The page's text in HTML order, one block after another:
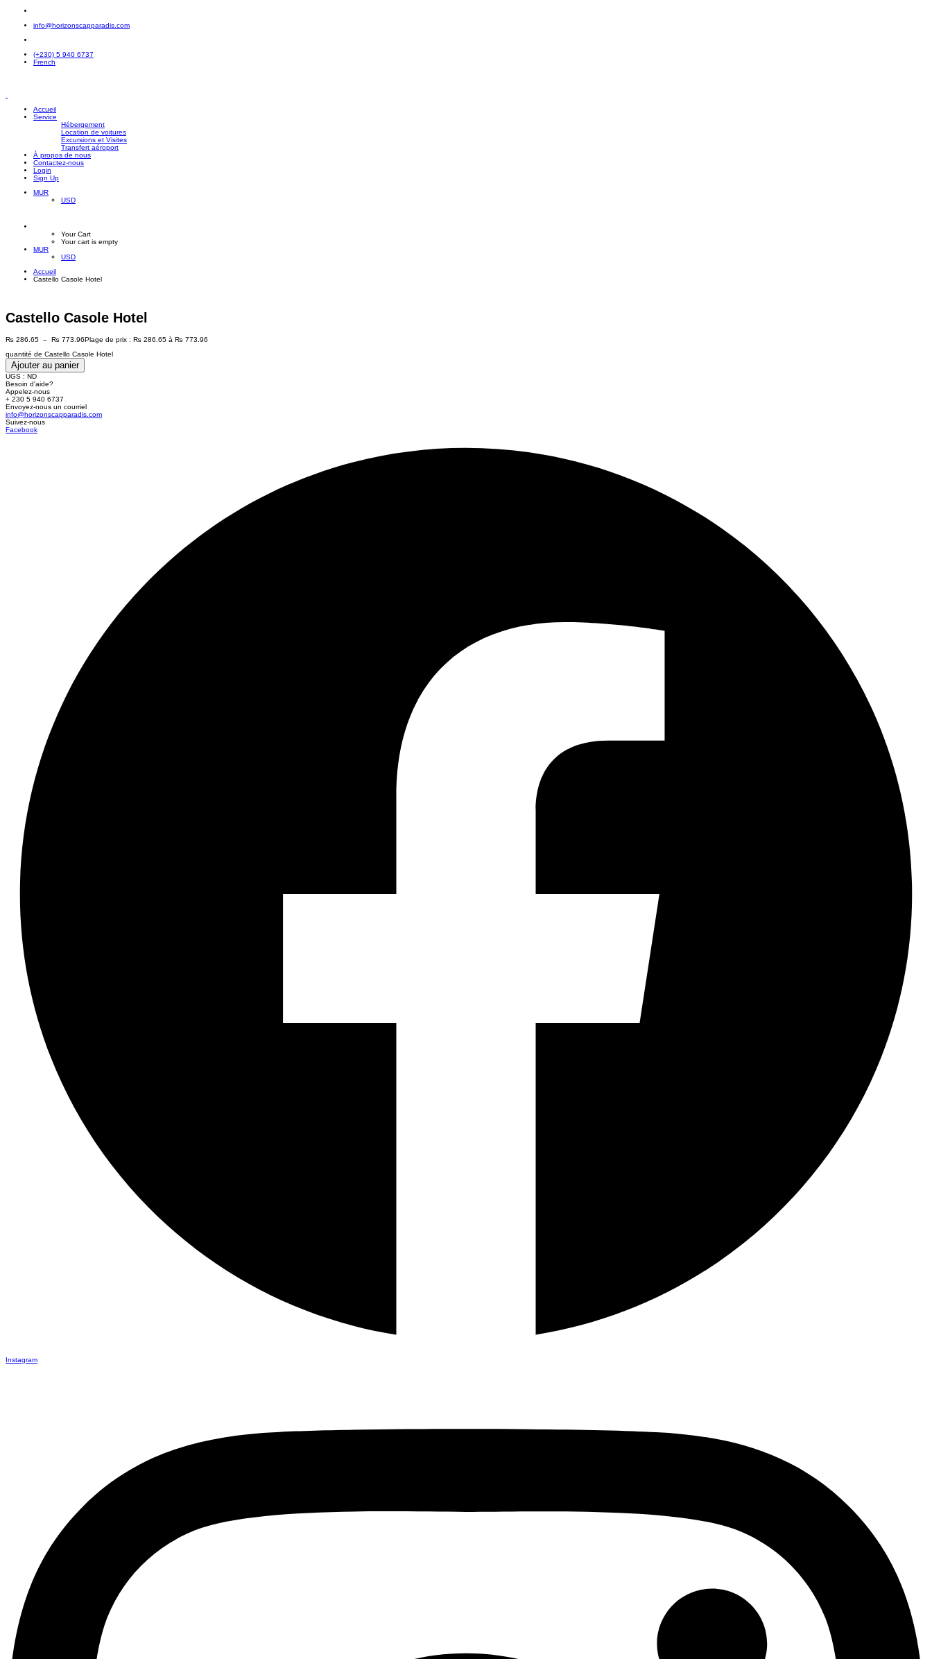
info@horizonscapparadis.com
(+230) 5 940 6737
French
Accueil
Service
Hébergement
Location de voitures
Excursions et Visites
Transfert aéroport
À propos de nous
Contactez-nous
Login
Sign Up
MUR
USD
Your Cart
Your cart is empty
MUR
USD
Accueil
Castello Casole Hotel
Castello Casole Hotel
₨ 286.65 – ₨ 773.96Plage de prix : ₨ 286.65 à ₨ 773.96
quantité de Castello Casole Hotel
Ajouter au panier
UGS : ND
Besoin d'aide?
Appelez-nous
+ 230 5 940 6737
Envoyez-nous un courriel
info@horizonscapparadis.com
Suivez-nous
Facebook
Instagram